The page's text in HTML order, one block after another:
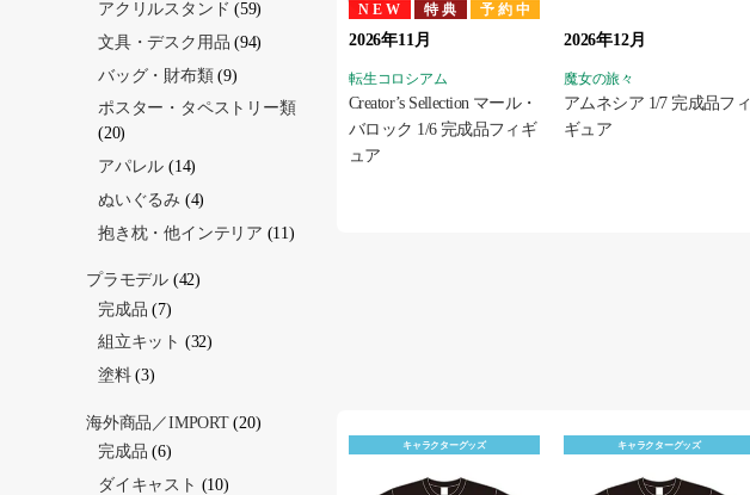
NEW 特典 予約中
2026年11月
転生コロシアム
Creator’s Sellection マール・
バロック 1/6 完成品フィギ
ュア
2026年12月
魔女の旅々
アムネシア 1/7 完成品フィ
ギュア
キャラクターグッズ キャラクターグッズ
アクリルスタンド (59)
文具・デスク用品 (94)
バッグ・財布類(9)
ポスター・タペストリー類
(20)
アパレル (14)
ぬいぐるみ (4)
抱き枕・他インテリア (11)
プラモデル(42)
完成品 (7)
組立キット (32)
塗料(3)
海外商品／IMPORT(20)
完成品 (6)
ダイキャスト (10)